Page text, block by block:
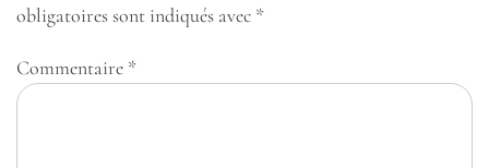
obligatoires sont indiqués avec *
Commentaire *